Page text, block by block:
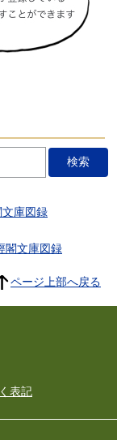
庫図録
閣文庫図録
ページ上部へ戻る
表記